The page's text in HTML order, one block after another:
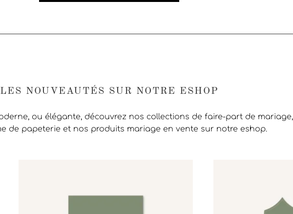
LES NOUVEAUTÉS SUR NOTRE ESHOP
ou élégante, découvrez nos collections de faire-part de mariage,
de papeterie et nos produits mariage en vente sur notre eshop.